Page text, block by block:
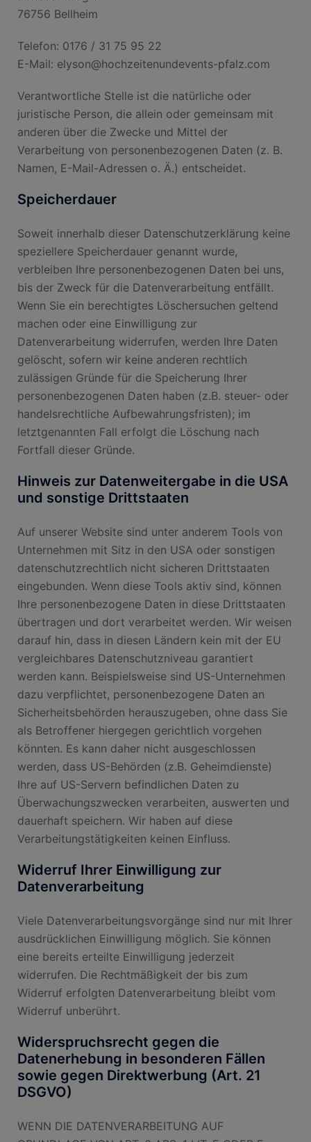
76756 Bellheim
Telefon: 0176 / 31 75 95 22
E-Mail: elyson@hochzeitenundevents-pfalz.com
Verantwortliche Stelle ist die natürliche oder
juristische Person, die allein oder gemeinsam mit
anderen über die Zwecke und Mittel der
Verarbeitung von personenbezogenen Daten (z. B.
Namen, E-Mail-Adressen o. Ä.) entscheidet.
Speicherdauer
Soweit innerhalb dieser Datenschutzerklärung keine
speziellere Speicherdauer genannt wurde,
verbleiben Ihre personenbezogenen Daten bei uns,
bis der Zweck für die Datenverarbeitung entfällt.
Wenn Sie ein berechtigtes Löschersuchen geltend
machen oder eine Einwilligung zur
Datenverarbeitung widerrufen, werden Ihre Daten
gelöscht, sofern wir keine anderen rechtlich
zulässigen Gründe für die Speicherung Ihrer
personenbezogenen Daten haben (z.B. steuer- oder
handelsrechtliche Aufbewahrungsfristen); im
letztgenannten Fall erfolgt die Löschung nach
Fortfall dieser Gründe.
Hinweis zur Datenweitergabe in die USA
und sonstige Drittstaaten
Auf unserer Website sind unter anderem Tools von
Unternehmen mit Sitz in den USA oder sonstigen
datenschutzrechtlich nicht sicheren Drittstaaten
eingebunden. Wenn diese Tools aktiv sind, können
Ihre personenbezogene Daten in diese Drittstaaten
übertragen und dort verarbeitet werden. Wir weisen
darauf hin, dass in diesen Ländern kein mit der EU
vergleichbares Datenschutzniveau garantiert
werden kann. Beispielsweise sind US-Unternehmen
dazu verpflichtet, personenbezogene Daten an
Sicherheitsbehörden herauszugeben, ohne dass Sie
als Betroffener hiergegen gerichtlich vorgehen
könnten. Es kann daher nicht ausgeschlossen
werden, dass US-Behörden (z.B. Geheimdienste)
Ihre auf US-Servern befindlichen Daten zu
Überwachungszwecken verarbeiten, auswerten und
dauerhaft speichern. Wir haben auf diese
Verarbeitungstätigkeiten keinen Einfluss.
Widerruf Ihrer Einwilligung zur
Datenverarbeitung
Viele Datenverarbeitungsvorgänge sind nur mit Ihrer
ausdrücklichen Einwilligung möglich. Sie können
eine bereits erteilte Einwilligung jederzeit
widerrufen. Die Rechtmäßigkeit der bis zum
Widerruf erfolgten Datenverarbeitung bleibt vom
Widerruf unberührt.
Widerspruchsrecht gegen die
Datenerhebung in besonderen Fällen
sowie gegen Direktwerbung (Art. 21
DSGVO)
WENN DIE DATENVERARBEITUNG AUF